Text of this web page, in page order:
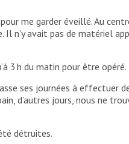
me garder éveillé. Au
n’y avait pas de matériel
3 h du matin pour être opéré.
ses journées à effectuer
d’autres jours, nous ne
détruites.